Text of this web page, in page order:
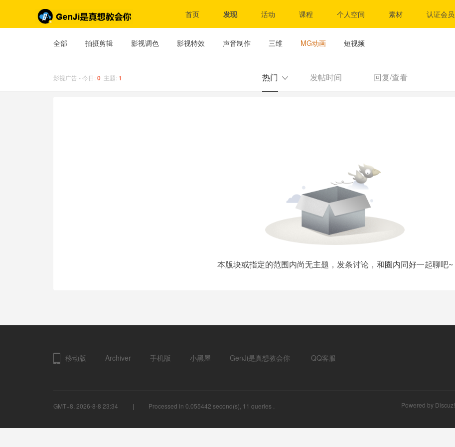
首页 发现 活动 课程 个人空间 素材 认证会员
全部 拍摄剪辑 影视调色 影视特效 声音制作 三维 MG动画 短视频
影视广告 - 今日: 0 主题: 1 热门 发帖时间 回复/查看
本版块或指定的范围内尚无主题，发条讨论，和圈内同好一起聊吧~
移动版 Archiver 手机版 小黑屋 GenJi是真想教会你 QQ客服
GMT+8, 2026-8-8 23:34 Processed in 0.055442 second(s), 11 queries . Powered by Discuz!